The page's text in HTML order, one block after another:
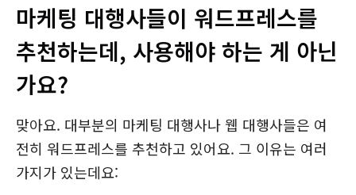
마케팅 대행사들이 워드프레스를
추천하는데, 사용해야 하는 게 아닌
가요?
맞아요. 대부분의 마케팅 대행사나 웹 대행사들은 여
전히 워드프레스를 추천하고 있어요. 그 이유는 여러
가지가 있는데요: